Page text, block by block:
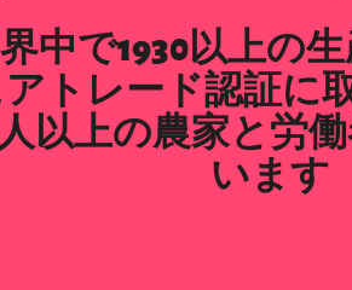
中で1930以上の
トレード認証に
以上の農家と労
います